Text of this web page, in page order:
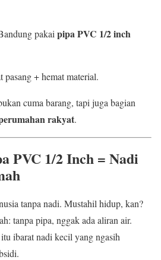
pakai pipa PVC 1/2 inch
pasang + hemat material.
cuma barang, tapi juga bagian
rakyat.
PVC 1/2 Inch = Nadi
tanpa nadi. Mustahil hidup, kan?
tanpa pipa, nggak ada aliran air.
itu ibarat nadi kecil yang ngasih